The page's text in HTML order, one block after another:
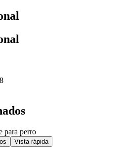
Vista rápida